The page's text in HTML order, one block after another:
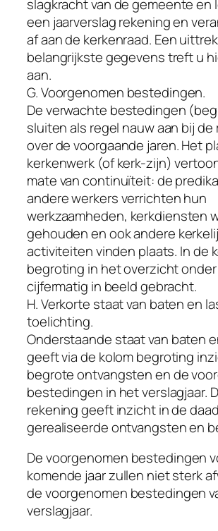
slagkracht van de gemeente en
een jaarverslag rekening en
af aan de kerkenraad. Een
belangrijkste gegevens treft u
aan.
G. Voorgenomen bestedingen.
De verwachte bestedingen
sluiten als regel nauw aan bij
over de voorgaande jaren. Het
kerkenwerk (of kerk-zijn)
mate van continuïteit: de
andere werkers verrichten hun
werkzaamheden, kerkdiensten
gehouden en ook andere
activiteiten vinden plaats. In de
begroting in het overzicht onder
cijfermatig in beeld gebracht.
H. Verkorte staat van baten en
toelichting.
Onderstaande staat van baten
geeft via de kolom begroting
begrote ontvangsten en de
bestedingen in het verslagjaar.
rekening geeft inzicht in de
gerealiseerde ontvangsten en
De voorgenomen bestedingen
komende jaar zullen niet sterk
de voorgenomen bestedingen
verslagjaar.